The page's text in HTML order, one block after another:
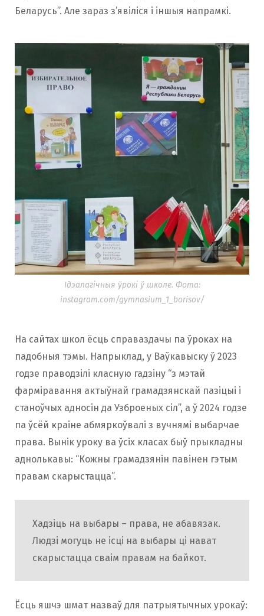
Беларусь”. Але зараз з’явіліся і іншыя напрамкі.
Ідэалагічныя ўрокі ў школе. Фота:
instagram.com/gymnasium_1_borisov/
На сайтах школ ёсць справаздачы па ўроках на
падобныя тэмы. Напрыклад, у Ваўкавыску ў 2023
годзе праводзілі класную гадзіну “з мэтай
фарміравання актыўнай грамадзянскай пазіцыі і
станоўчых адносін да Узброеных сіл”, а ў 2024 годзе
па ўсёй краіне абмяркоўвалі з вучнямі выбарчае
права. Вынік уроку ва ўсіх класах быў прыкладны
аднолькавы: “Кожны грамадзянін павінен гэтым
правам скарыстацца”.
Хадзіць на выбары – права, не абавязак.
Людзі могуць не ісці на выбары ці нават
скарыстацца сваім правам на байкот.
Ёсць яшчэ шмат назваў для патрыятычных урокаў: